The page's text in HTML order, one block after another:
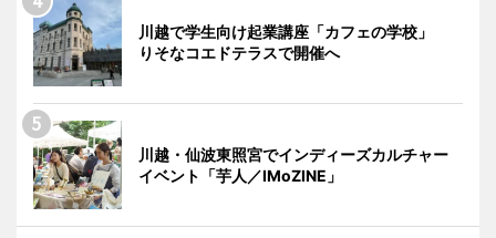
川越で学生向け起業講座「カフェの学校」
りそなコエドテラスで開催へ
川越・仙波東照宮でインディーズカルチャー
イベント「芋人／IMoZINE」